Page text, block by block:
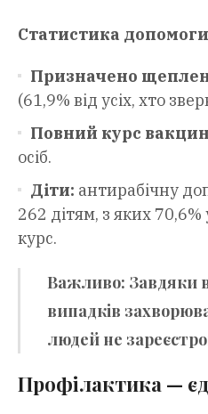
Статистика
Призначено
(61,9% від усіх, хто
Повний курс
осіб.
Діти: антирабічну
262 дітям, з яких
курс.
Важливо: Завдяки
випадків
людей не
Профілактика —